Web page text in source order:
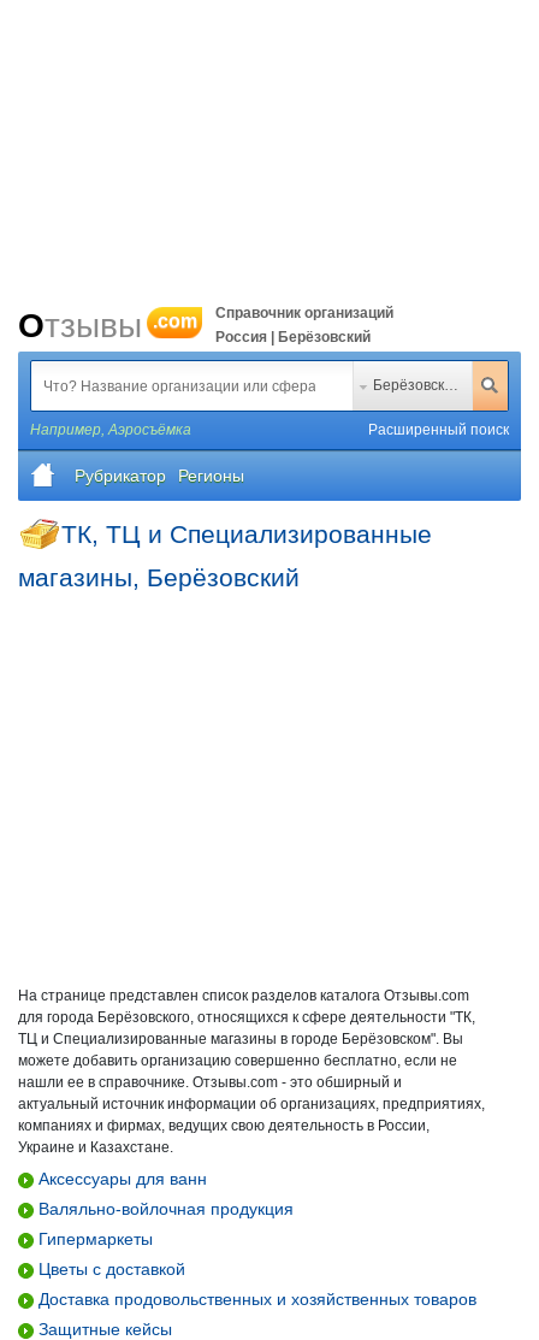
Отзывы .com
Справочник организаций
Россия | Берёзовский
Берёзовский
Например,Аэросъёмка Расширенный поиск
Рубрикатор Регионы
ТК, ТЦ и Специализированные
магазины, Берёзовский
На странице представлен список разделов каталога Отзывы.com
для города Берёзовского, относящихся к сфере деятельности "ТК,
ТЦ и Специализированные магазины в городе Берёзовском". Вы
можете добавить организацию совершенно бесплатно, если не
нашли ее в справочнике. Отзывы.com - это обширный и
актуальный источник информации об организациях, предприятиях,
компаниях и фирмах, ведущих свою деятельность в России,
Украине и Казахстане.
Аксессуары для ванн
Валяльно-войлочная продукция
Гипермаркеты
Цветы с доставкой
Доставка продовольственных и хозяйственных товаров
Защитные кейсы